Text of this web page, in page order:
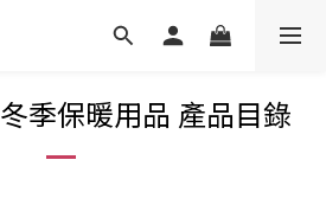
冬季保暖用品 產品目錄